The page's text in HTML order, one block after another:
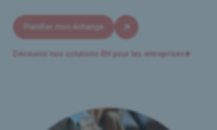
Planifier mon échange
Découvrir nos solutions RH pour les entreprises